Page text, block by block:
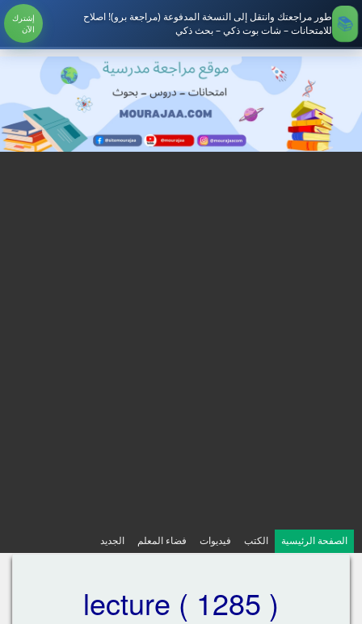
طور مراجعتك وانتقل إلى النسخة المدفوعة (مراجعة برو)! اصلاح
للامتحانات – شات بوت ذكي – بحث ذكي
إشترك
الآن
الصفحة الرئيسية الكتب فيديوات فضاء المعلم الجديد
lecture ( 1285 )